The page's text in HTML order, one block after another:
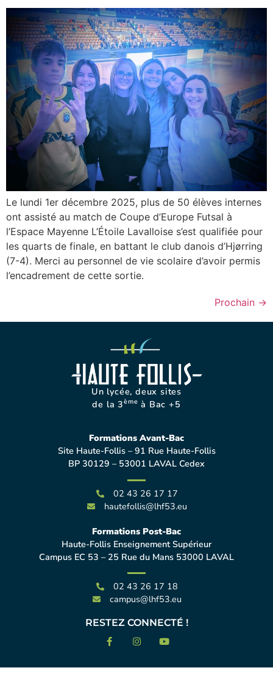
Le lundi 1er décembre 2025, plus de 50 élèves internes
ont assisté au match de Coupe d’Europe Futsal à
l’Espace Mayenne L’Étoile Lavalloise s’est qualifiée pour
les quarts de finale, en battant le club danois d’Hjørring
(7-4). Merci au personnel de vie scolaire d’avoir permis
l’encadrement de cette sortie.
Prochain →
Un lycée, deux sites
de la 3ème à Bac +5
Formations Avant-Bac
Site Haute-Follis – 91 Rue Haute-Follis
BP 30129 – 53001 LAVAL Cedex
02 43 26 17 17
hautefollis@lhf53.eu
Formations Post-Bac
Haute-Follis Enseignement Supérieur
Campus EC 53 – 25 Rue du Mans 53000 LAVAL
02 43 26 17 18
campus@lhf53.eu
RESTEZ CONNECTÉ !